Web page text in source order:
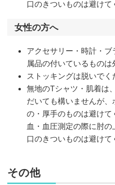
口のきついものは避けて
女性の方へ
アクセサリー・時計・
属品の付いているものは
ストッキングは脱いでく
無地のTシャツ・肌着は
だいても構いませんが
の・厚手のものは避け
血・血圧測定の際に肘
口のきついものは避けて
その他